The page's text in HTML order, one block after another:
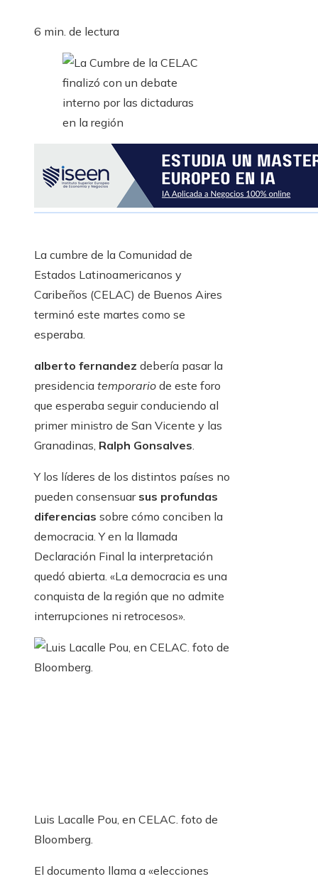
6 min. de lectura
La cumbre de la Comunidad de
Estados Latinoamericanos y
Caribeños (CELAC) de Buenos Aires
terminó este martes como se
esperaba.
alberto fernandez debería pasar la
presidencia temporario de este foro
que esperaba seguir conduciendo al
primer ministro de San Vicente y las
Granadinas, Ralph Gonsalves.
Y los líderes de los distintos países no
pueden consensuar sus profundas
diferencias sobre cómo conciben la
democracia. Y en la llamada
Declaración Final la interpretación
quedó abierta. «La democracia es una
conquista de la región que no admite
interrupciones ni retrocesos».
Luis Lacalle Pou, en CELAC. foto de
Bloomberg.
El documento llama a «elecciones